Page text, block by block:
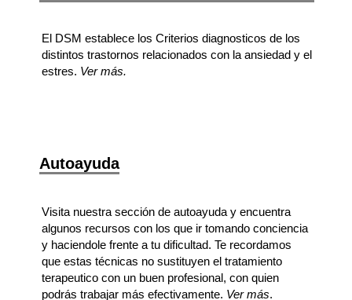
El DSM establece los Criterios diagnosticos de los
distintos trastornos relacionados con la ansiedad y el
estres. Ver más.
Autoayuda
Visita nuestra sección de autoayuda y encuentra
algunos recursos con los que ir tomando conciencia
y haciendole frente a tu dificultad. Te recordamos
que estas técnicas no sustituyen el tratamiento
terapeutico con un buen profesional, con quien
podrás trabajar más efectivamente. Ver más.